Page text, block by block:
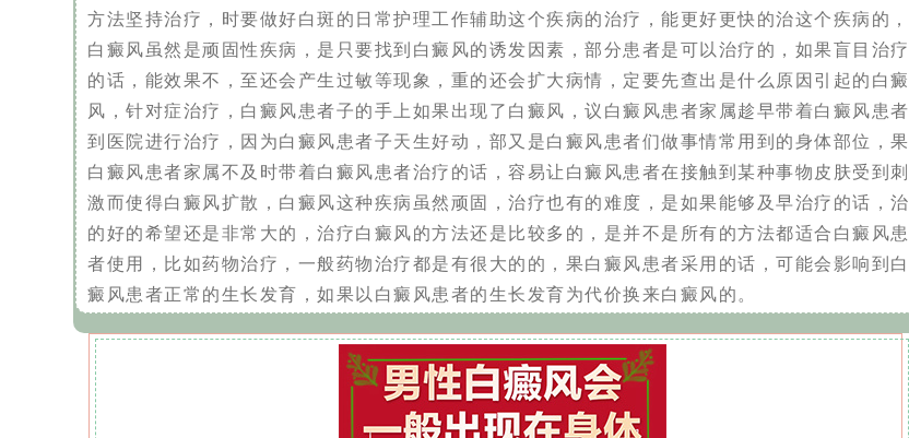
方法坚持治疗，时要做好白斑的日常护理工作辅助这个疾病的治疗，能更好更快的治这个疾病的，
白癜风虽然是顽固性疾病，是只要找到白癜风的诱发因素，部分患者是可以治疗的，如果盲目治疗
的话，能效果不，至还会产生过敏等现象，重的还会扩大病情，定要先查出是什么原因引起的白癜
风，针对症治疗，白癜风患者子的手上如果出现了白癜风，议白癜风患者家属趁早带着白癜风患者
到医院进行治疗，因为白癜风患者子天生好动，部又是白癜风患者们做事情常用到的身体部位，果
白癜风患者家属不及时带着白癜风患者治疗的话，容易让白癜风患者在接触到某种事物皮肤受到刺
激而使得白癜风扩散，白癜风这种疾病虽然顽固，治疗也有的难度，是如果能够及早治疗的话，治
的好的希望还是非常大的，治疗白癜风的方法还是比较多的，是并不是所有的方法都适合白癜风患
者使用，比如药物治疗，一般药物治疗都是有很大的的，果白癜风患者采用的话，可能会影响到白
癜风患者正常的生长发育，如果以白癜风患者的生长发育为代价换来白癜风的。